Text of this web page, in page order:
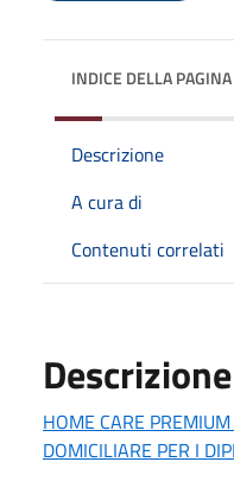
INDICE DELLA PAGINA
Descrizione
A cura di
Contenuti correlati
Descrizione
HOME CARE
DOMICILIARE PER I